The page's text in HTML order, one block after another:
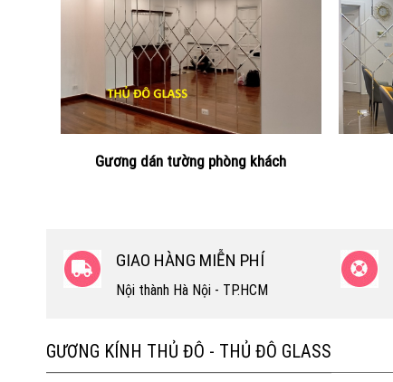
Gương dán tường phòng khách
GIAO HÀNG MIỄN PHÍ
Nội thành Hà Nội - TP.HCM
GƯƠNG KÍNH THỦ ĐÔ - THỦ ĐÔ GLASS